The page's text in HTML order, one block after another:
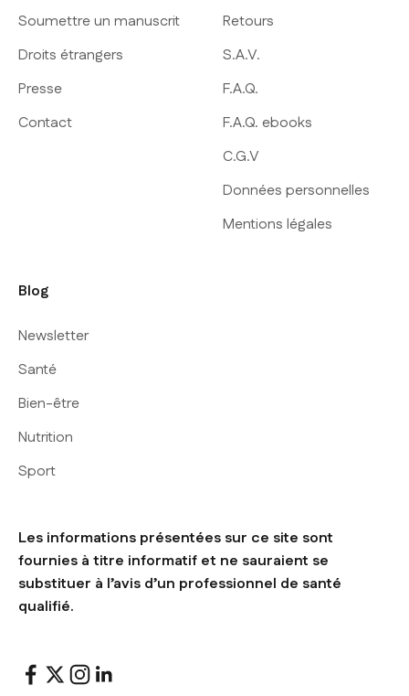
Soumettre un manuscrit
Droits étrangers
Presse
Contact
Retours
S.A.V.
F.A.Q.
F.A.Q. ebooks
C.G.V
Données personnelles
Mentions légales
Blog
Newsletter
Santé
Bien-être
Nutrition
Sport
Les informations présentées sur ce site sont
fournies à titre informatif et ne sauraient se
substituer à l’avis d’un professionnel de santé
qualifié.